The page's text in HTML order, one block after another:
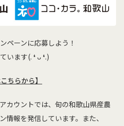
ペーンに応募しよう！
います(. ❛ ᴗ ❛.)
ちらから】
カウントでは、旬の和歌山県産農
情報を発信しています。また、